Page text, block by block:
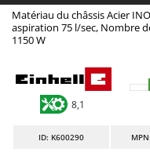
Aspirateurs -
Aspirateurs à
Aspirateurs à
Aspirateurs de
Aspirateurs
Aima
Airmec
ALA 2000
Alce
Matériau du châssis Acier
aspiration 75 l/sec, Nombre
1150 W
8,1
ID: K600290